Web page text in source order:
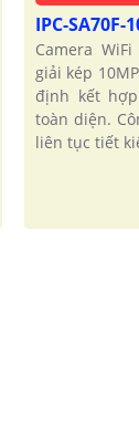
IPC-SA70F-
Camera
giải kép
định kết
toàn diện.
liên tục tiết